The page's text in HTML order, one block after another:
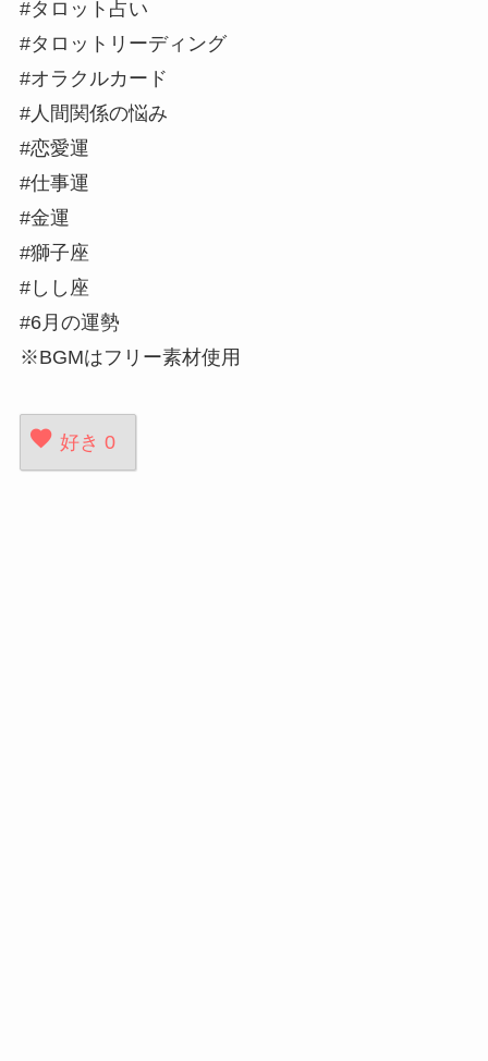
#タロット占い
#タロットリーディング
#オラクルカード
#人間関係の悩み
#恋愛運
#仕事運
#金運
#獅子座
#しし座
#6月の運勢
※BGMはフリー素材使用
好き 0